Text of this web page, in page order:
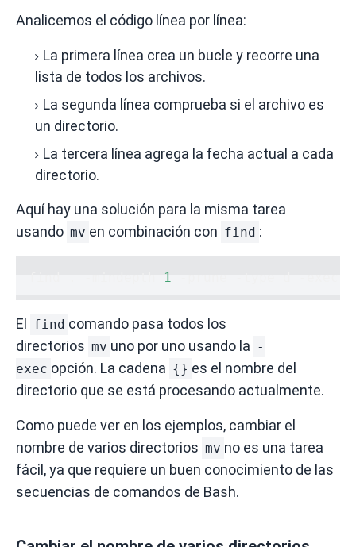
Analicemos el código línea por línea:
La primera línea crea un bucle y recorre una
lista de todos los archivos.
La segunda línea comprueba si el archivo es
un directorio.
La tercera línea agrega la fecha actual a cada
directorio.
Aquí hay una solución para la misma tarea
usando mv en combinación con find :
1
El find comando pasa todos los
directorios mv uno por uno usando la -
exec opción. La cadena {} es el nombre del
directorio que se está procesando actualmente.
Como puede ver en los ejemplos, cambiar el
nombre de varios directorios mv no es una tarea
fácil, ya que requiere un buen conocimiento de las
secuencias de comandos de Bash.